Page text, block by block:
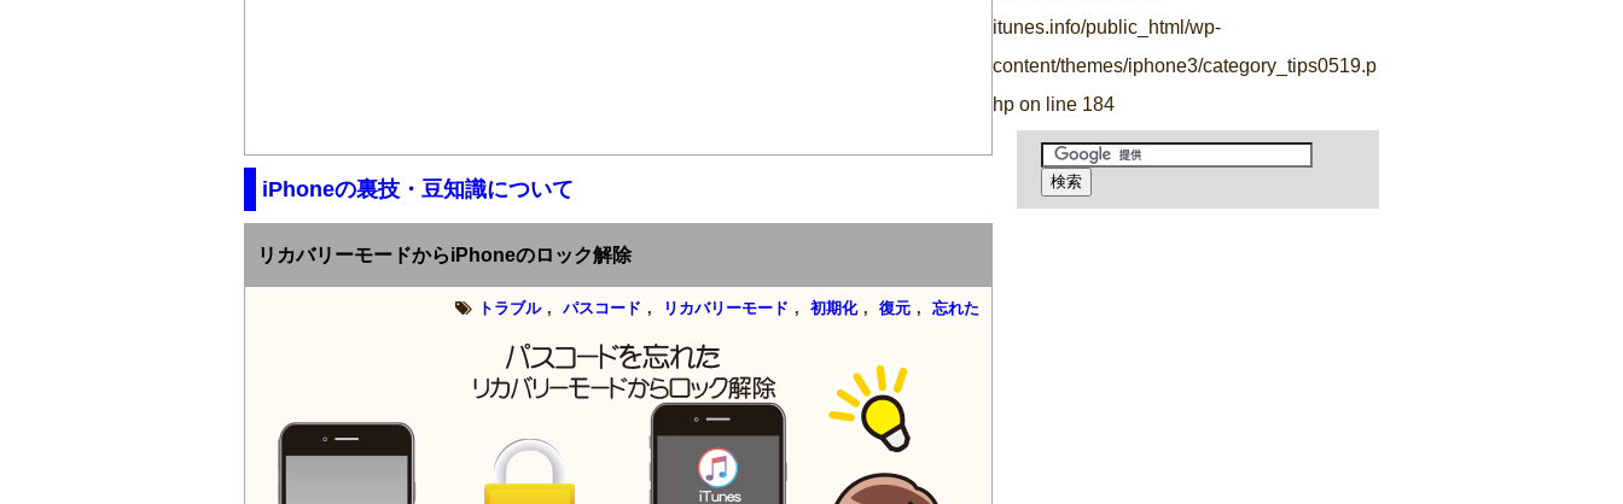
iPhoneの裏技・豆知識について
リカバリーモードからiPhoneのロック解除
トラブル , パスコード , リカバリーモード , 初期化 , 復元 , 忘れた
itunes.info/public_html/wp-
content/themes/iphone3/category_tips0519.p
hp on line 184